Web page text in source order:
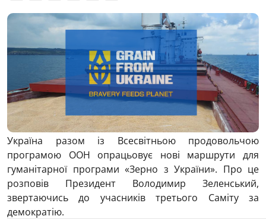
Україна разом із Всесвітньою продовольчою
програмою ООН опрацьовує нові маршрути для
гуманітарної програми «Зерно з України». Про це
розповів Президент Володимир Зеленський,
звертаючись до учасників третього Саміту за
демократію.